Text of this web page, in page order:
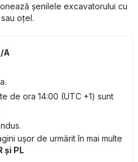
șenilele excavatorului cu
oțel.
A
de ora 14:00 (UTC +1) sunt
ușor de urmărit în mai multe
și PL